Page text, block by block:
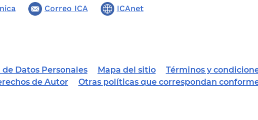
Correo ICA ICAnet
Datos Personales Mapa del sitio Términos y
de Autor
Otras políticas que correspondan